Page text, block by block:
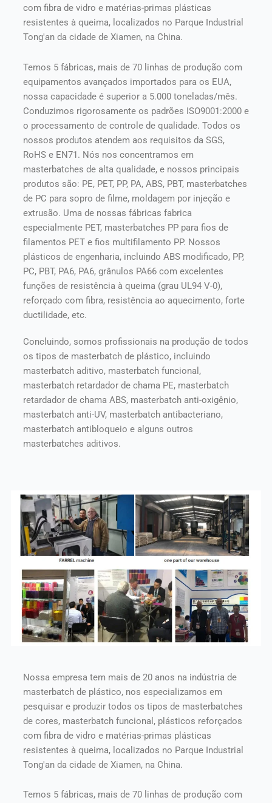
com fibra de vidro e matérias-primas plásticas
resistentes à queima, localizados no Parque Industrial
Tong'an da cidade de Xiamen, na China.
Temos 5 fábricas, mais de 70 linhas de produção com
equipamentos avançados importados para os EUA,
nossa capacidade é superior a 5.000 toneladas/mês.
Conduzimos rigorosamente os padrões ISO9001:2000 e
o processamento de controle de qualidade. Todos os
nossos produtos atendem aos requisitos da SGS,
RoHS e EN71. Nós nos concentramos em
masterbatches de alta qualidade, e nossos principais
produtos são: PE, PET, PP, PA, ABS, PBT, masterbatches
de PC para sopro de filme, moldagem por injeção e
extrusão. Uma de nossas fábricas fabrica
especialmente PET, masterbatches PP para fios de
filamentos PET e fios multifilamento PP. Nossos
plásticos de engenharia, incluindo ABS modificado, PP,
PC, PBT, PA6, PA6, grânulos PA66 com excelentes
funções de resistência à queima (grau UL94 V-0),
reforçado com fibra, resistência ao aquecimento, forte
ductilidade, etc.
Concluindo, somos profissionais na produção de todos
os tipos de masterbatch de plástico, incluindo
masterbatch aditivo, masterbatch funcional,
masterbatch retardador de chama PE, masterbatch
retardador de chama ABS, masterbatch anti-oxigênio,
masterbatch anti-UV, masterbatch antibacteriano,
masterbatch antibloqueio e alguns outros
masterbatches aditivos.
Nossa empresa tem mais de 20 anos na indústria de
masterbatch de plástico, nos especializamos em
pesquisar e produzir todos os tipos de masterbatches
de cores, masterbatch funcional, plásticos reforçados
com fibra de vidro e matérias-primas plásticas
resistentes à queima, localizados no Parque Industrial
Tong'an da cidade de Xiamen, na China.
Temos 5 fábricas, mais de 70 linhas de produção com